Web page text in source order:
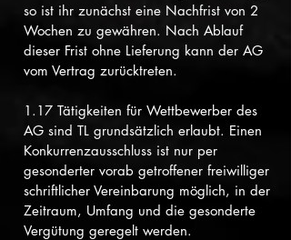
so ist ihr zunächst eine Nachfrist von 2
Wochen zu gewähren. Nach Ablauf
dieser Frist ohne Lieferung kann der AG
vom Vertrag zurücktreten.
1.17 Tätigkeiten für Wettbewerber des
AG sind TL grundsätzlich erlaubt. Einen
Konkurrenzausschluss ist nur per
gesonderter vorab getroffener freiwilliger
schriftlicher Vereinbarung möglich, in der
Zeitraum, Umfang und die gesonderte
Vergütung geregelt werden.